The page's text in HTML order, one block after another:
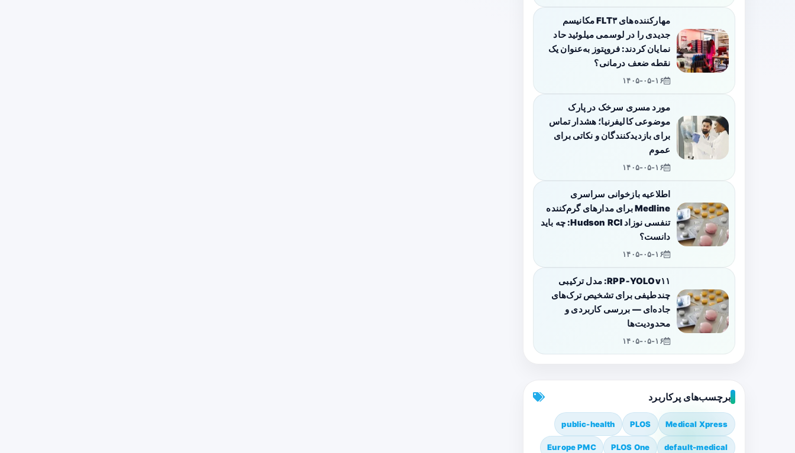
مهارکننده‌های FLT۳ مکانیسم
جدیدی را در لوسمی میلوئید حاد
نمایان کردند: فروپتوز به‌عنوان یک
نقطه ضعف درمانی؟
۱۴۰۵-۰۵-۱۶
مورد مسری سرخک در پارک
موضوعی کالیفرنیا؛ هشدار تماس
برای بازدیدکنندگان و نکاتی برای
عموم
۱۴۰۵-۰۵-۱۶
اطلاعیه بازخوانی سراسری
Medline برای مدارهای گرم‌کننده
تنفسی نوزاد Hudson RCI: چه باید
دانست؟
۱۴۰۵-۰۵-۱۶
RPP‑YOLOv۱۱: مدل ترکیبی
چندطیفی برای تشخیص ترک‌های
جاده‌ای — بررسی کاربردی و
محدودیت‌ها
۱۴۰۵-۰۵-۱۶
برچسب‌های پرکاربرد
Medical Xpress
PLOS
public-health
default-medical
PLOS One
Europe PMC